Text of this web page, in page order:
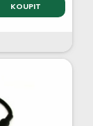
KOUPIT